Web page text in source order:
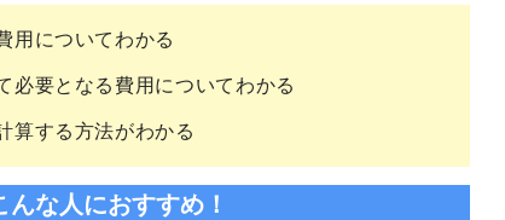
用についてわかる
必要となる費用についてわかる
算する方法がわかる
んな人におすすめ！